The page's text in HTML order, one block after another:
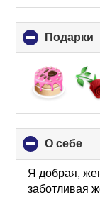
Подарки
О себе
to
Я добрая,
заботливая